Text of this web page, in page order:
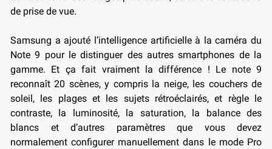
de prise de vue.
Samsung a ajouté l’intelligence artificielle à la caméra du
Note 9 pour le distinguer des autres smartphones de la
gamme. Et ça fait vraiment la différence ! Le note 9
reconnaît 20 scènes, y compris la neige, les couchers de
soleil, les plages et les sujets rétroéclairés, et règle le
contraste, la luminosité, la saturation, la balance des
blancs et d’autres paramètres que vous devez
normalement configurer manuellement dans le mode Pro